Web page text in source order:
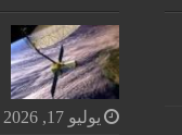
يوليو 17, 2026